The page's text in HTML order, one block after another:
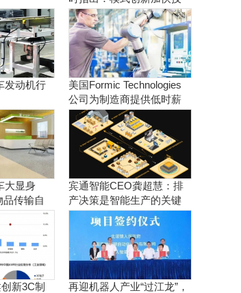
术创新和产品创新的落地
发动机行
美国Formic Technologies
公司为制造商提供低时薪
的租赁工业机器人服务
大显身
传输自
宾通智能CEO龚超慧：排
产决策是智能生产的关键
新3C制
再迎机器人产业“过江龙”，